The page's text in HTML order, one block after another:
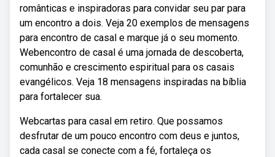
românticas e inspiradoras para convidar seu par para
um encontro a dois. Veja 20 exemplos de mensagens
para encontro de casal e marque já o seu momento.
Webencontro de casal é uma jornada de descoberta,
comunhão e crescimento espiritual para os casais
evangélicos. Veja 18 mensagens inspiradas na bíblia
para fortalecer sua.
Webcartas para casal em retiro. Que possamos
desfrutar de um pouco encontro com deus e juntos,
cada casal se conecte com a fé, fortaleça os